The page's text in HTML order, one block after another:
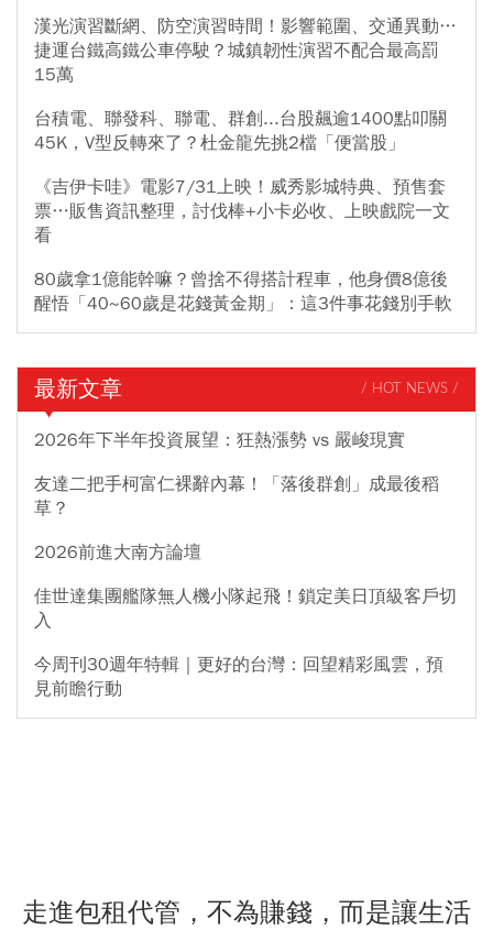
漢光演習斷網、防空演習時間！影響範圍、交通異動…
捷運台鐵高鐵公車停駛？城鎮韌性演習不配合最高罰
15萬
台積電、聯發科、聯電、群創...台股飆逾1400點叩關
45K，V型反轉來了？杜金龍先挑2檔「便當股」
《吉伊卡哇》電影7/31上映！威秀影城特典、預售套
票…販售資訊整理，討伐棒+小卡必收、上映戲院一文
看
80歲拿1億能幹嘛？曾捨不得搭計程車，他身價8億後
醒悟「40~60歲是花錢黃金期」：這3件事花錢別手軟
最新文章 / HOT NEWS /
2026年下半年投資展望：狂熱漲勢 vs 嚴峻現實
友達二把手柯富仁裸辭內幕！「落後群創」成最後稻
草？
2026前進大南方論壇
佳世達集團艦隊無人機小隊起飛！鎖定美日頂級客戶切
入
今周刊30週年特輯｜更好的台灣：回望精彩風雲，預
見前瞻行動
走進包租代管，不為賺錢，而是讓生活